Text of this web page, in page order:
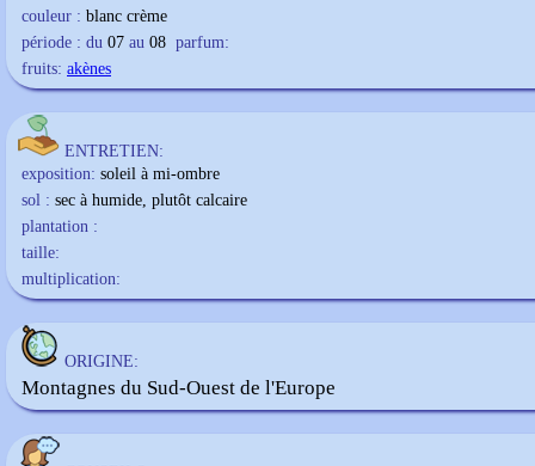
couleur : blanc crème
période : du 07 au 08 parfum:
fruits: akènes
ENTRETIEN:
exposition: soleil à mi-ombre
sol : sec à humide, plutôt calcaire
plantation :
taille:
multiplication:
ORIGINE:
Montagnes du Sud-Ouest de l'Europe